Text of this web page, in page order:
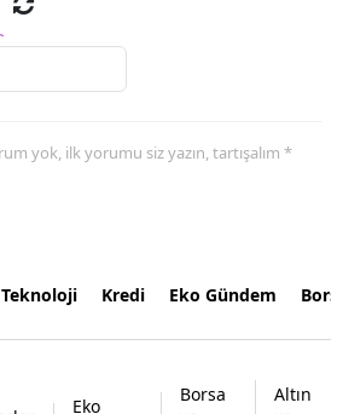
yok, ilk yorumu siz yazın, tartışalım *
Teknoloji Kredi Eko Gündem
Eko
Borsa
Altın